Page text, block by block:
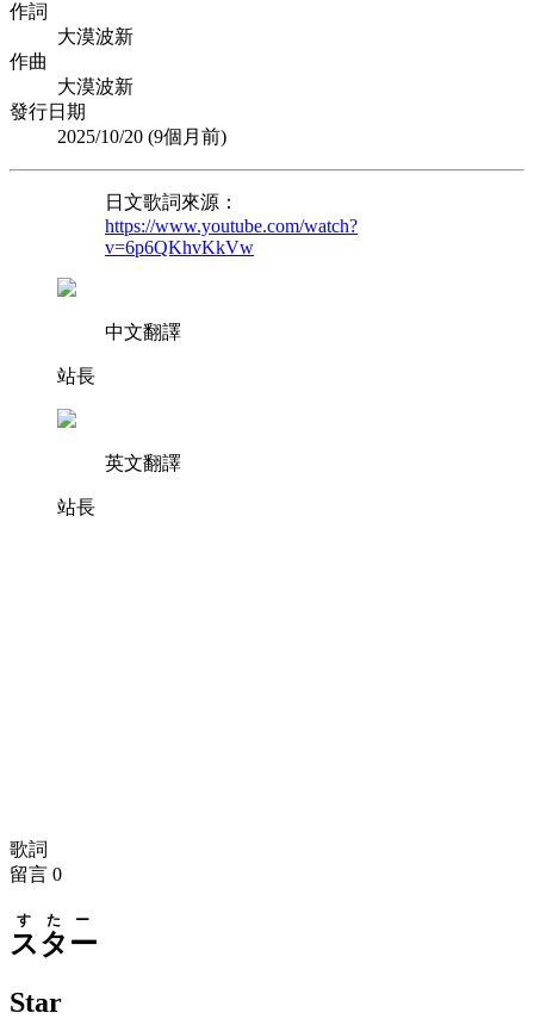
作詞
大漠波新
作曲
大漠波新
發行日期
2025/10/20 (9個月前)
日文歌詞來源：
https://www.youtube.com/watch?
v=6p6QKhvKkVw
中文翻譯
站長
英文翻譯
站長
歌詞
留言 0
スター
すたー
Star